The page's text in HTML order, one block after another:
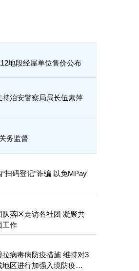
地段经屋单位售价公布
治安警察局局长伍素萍
务监督
扫码登记”诈骗 以免MPay
落区走访各社团 凝聚共
工作
病毒病防疫措施 维持对3
区进行加强入境防疫措